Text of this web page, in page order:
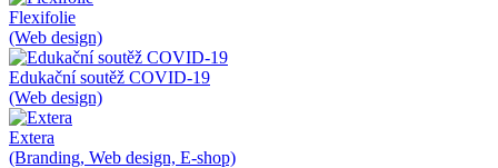
Flexifolie
(Web design)
Edukační soutěž COVID-19
(Web design)
Extera
(Branding, Web design, E-shop)